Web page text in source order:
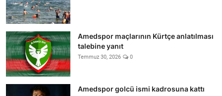
Amedspor maçlarının Kürtçe anlatılması
talebine yanıt
Temmuz 30, 2026 0
Amedspor golcü ismi kadrosuna kattı